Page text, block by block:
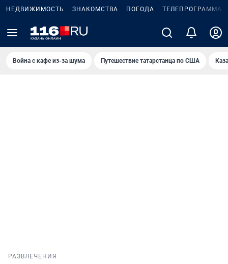
НЕДВИЖИМОСТЬ ЗНАКОМСТВА ПОГОДА ТЕЛЕПРОГРАММА
Война с кафе из-за шума Путешествие татарстанца по США
РАЗВЛЕЧЕНИЯ